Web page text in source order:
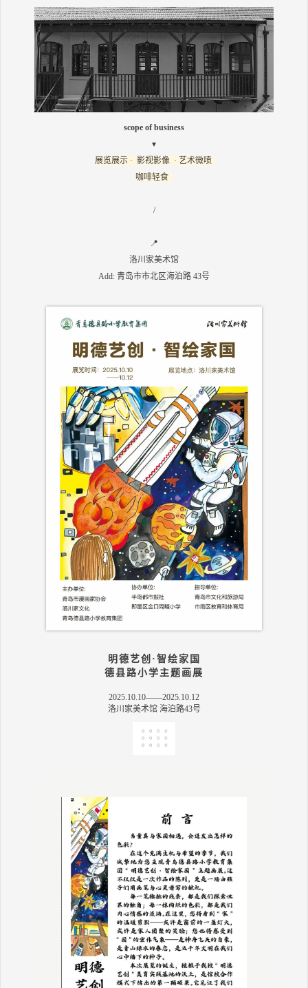
scope of business
▾
展览展示 · 影视影像 · 艺术微喷
咖啡轻食
/
📍
洛川家美术馆
Add: 青岛市市北区海泊路 43号
明德艺创·智绘家国
德县路小学主题画展
2025.10.10——2025.10.12
洛川家美术馆 海泊路43号